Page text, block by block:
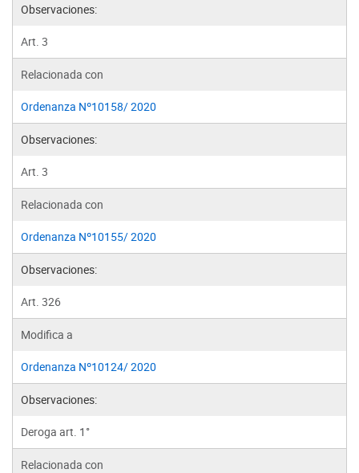
Observaciones:
Art. 3
Relacionada con
Ordenanza Nº10158/ 2020
Observaciones:
Art. 3
Relacionada con
Ordenanza Nº10155/ 2020
Observaciones:
Art. 326
Modifica a
Ordenanza Nº10124/ 2020
Observaciones:
Deroga art. 1°
Relacionada con